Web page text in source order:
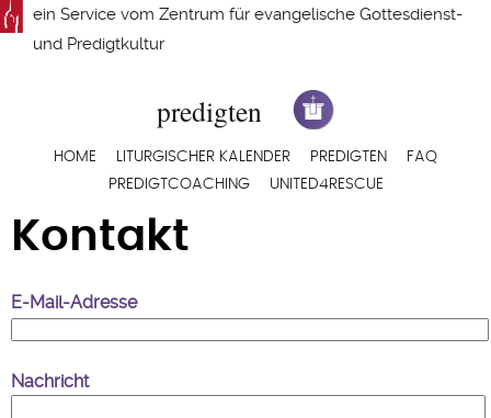
Direkt
zum
ein Service vom Zentrum für evangelische Gottesdienst-
und Predigtkultur
Hauptnavigation
HOME LITURGISCHER KALENDER PREDIGTEN
FAQ
PREDIGTCOACHING
UNITED4RESCUE
Kontakt
E-Mail-Adresse
Nachricht